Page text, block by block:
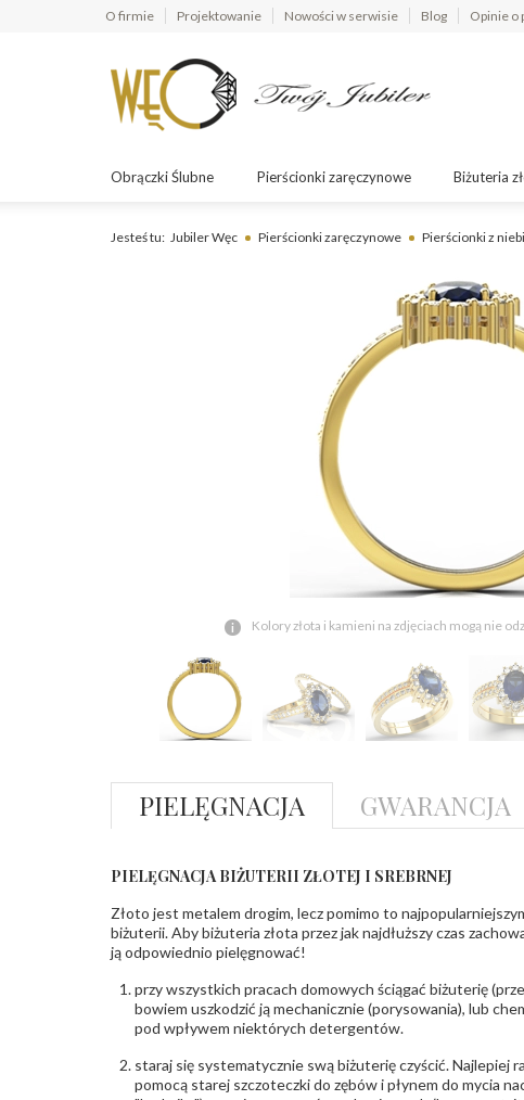
O firmie Projektowanie Nowości w serwisie Blog Opinie o
Obrączki Ślubne Pierścionki zaręczynowe Biżuteria
Jesteś tu: Jubiler Węc Pierścionki zaręczynowe Pierścionki z
Kolory złota i kamieni na zdjęciach mogą nie
PIELĘGNACJA GWARANCJA
PIELĘGNACJA BIŻUTERII ZŁOTEJ I SREBRNEJ
Złoto jest metalem drogim, lecz pomimo to
biżuterii. Aby biżuteria złota przez jak najdłuższy czas
ją odpowiednio pielęgnować!
przy wszystkich pracach domowych ściągać biżuterię
bowiem uszkodzić ją mechanicznie (porysowania), lub
pod wpływem niektórych detergentów.
staraj się systematycznie swą biżuterię czyścić. Najlepiej
pomocą starej szczoteczki do zębów i płynem do mycia